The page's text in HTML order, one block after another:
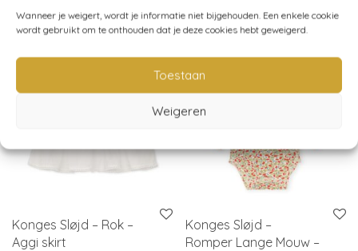
Wanneer je weigert, wordt je informatie niet bijgehouden. Een enkele cookie
wordt gebruikt om te onthouden dat je deze cookies hebt geweigerd.
Toestaan
Weigeren
Gerelateerde producten
%
uitverkocht sale
Konges Sløjd – Rok –
Aggi skirt
Konges Sløjd –
Romper Lange Mouw –